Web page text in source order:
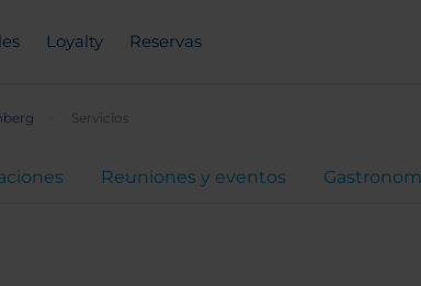
Loyalty Reservas
Servicios
Reuniones y eventos